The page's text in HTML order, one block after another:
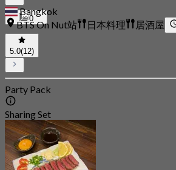
0
Bangkok
BTS On Nut站
日本料理 居酒屋
5.0(12)
Party Pack
Sharing Set